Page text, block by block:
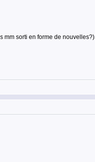
mm sorti en forme de nouvelles?).